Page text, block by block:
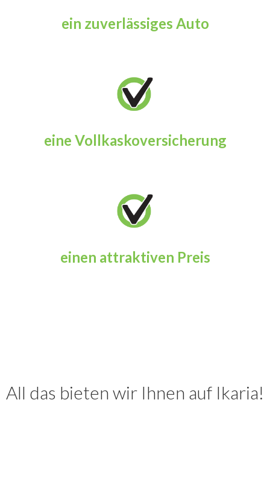
ein zuverlässiges Auto
eine Vollkaskoversicherung
einen attraktiven Preis
All das bieten wir Ihnen auf Ikaria!